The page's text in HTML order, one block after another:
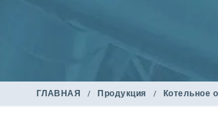
ГЛАВНАЯ / Продукция / Котельное